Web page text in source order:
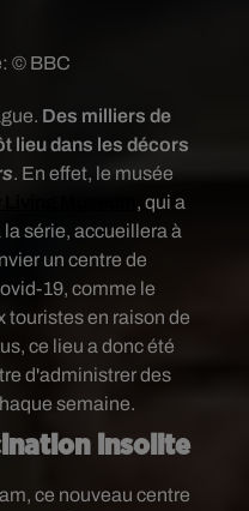
© BBC
Des milliers de
lieu dans les décors
. En effet, le musée
Museum , qui a
série, accueillera à
un centre de
19, comme le
touristes en raison de
ce lieu a donc été
d'administrer des
semaine.
insolite
ce nouveau centre